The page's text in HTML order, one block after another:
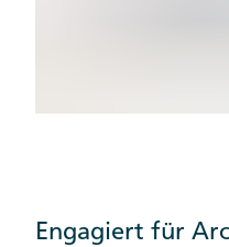
Engagiert für